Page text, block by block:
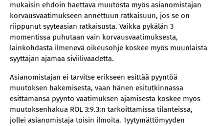
mukaisin ehdoin haettava muutosta myös asianomistajan
korvausvaatimukseen annettuun ratkaisuun, jos se on
riippunut syyteasian ratkaisusta. Vaikka pykälän 3
momentissa puhutaan vain korvausvaatimuksesta,
lainkohdasta ilmenevä oikeusohje koskee myös muunlaista
syyttäjän ajamaa siviilivaadetta.
Asianomistajan ei tarvitse erikseen esittää pyyntöä
muutoksen hakemisesta, vaan hänen esitutkinnassa
esittämänsä pyyntö vaatimuksen ajamisesta koskee myös
muutoksenhakua ROL 3:9.3:n tarkoittamissa tilanteissa,
jollei asianomistaja toisin ilmoita. Tyytymättömyyden